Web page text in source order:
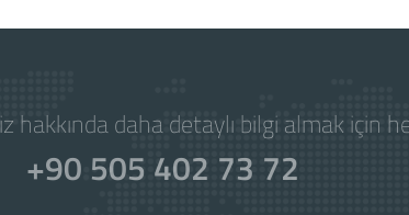
hakkında daha detaylı bilgi almak için
+90 505 402 73 72